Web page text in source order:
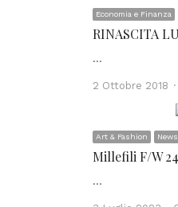
Economia e Finanza
RINASCITA
…
2 Ottobre 2018
Art & Fashion News
Millefili F/W
…